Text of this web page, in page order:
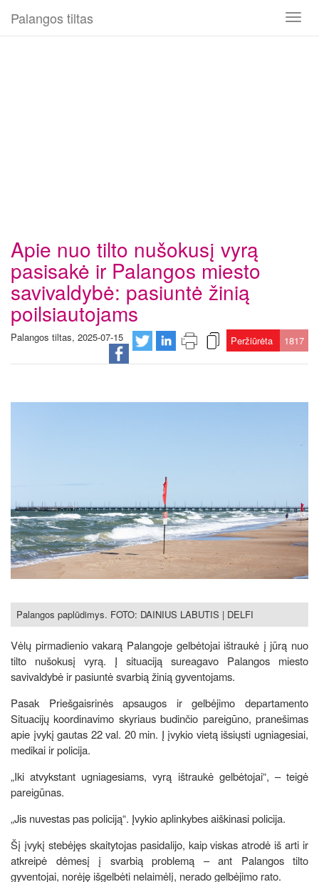
Toggle
Palangos tiltas
Apie nuo tilto nušokusį vyrą
pasisakė ir Palangos miesto
savivaldybė: pasiuntė žinią
poilsiautojams
Palangos tiltas, 2025-07-15 Peržiūrėta 1817
Palangos paplūdimys. FOTO: DAINIUS LABUTIS | DELFI
Vėlų pirmadienio vakarą Palangoje gelbėtojai ištraukė į jūrą nuo
tilto nušokusį vyrą. Į situaciją sureagavo Palangos miesto
savivaldybė ir pasiuntė svarbią žinią gyventojams.
Pasak Priešgaisrinės apsaugos ir gelbėjimo departamento
Situacijų koordinavimo skyriaus budinčio pareigūno, pranešimas
apie įvykį gautas 22 val. 20 min. Į įvykio vietą išsiųsti ugniagesiai,
medikai ir policija.
„Iki atvykstant ugniagesiams, vyrą ištraukė gelbėtojai“, – teigė
pareigūnas.
„Jis nuvestas pas policiją“. Įvykio aplinkybes aiškinasi policija.
Šį įvykį stebėjęs skaitytojas pasidalijo, kaip viskas atrodė iš arti ir
atkreipė dėmesį į svarbią problemą – ant Palangos tilto
gyventojai, norėję išgelbėti nelaimėlį, nerado gelbėjimo rato.